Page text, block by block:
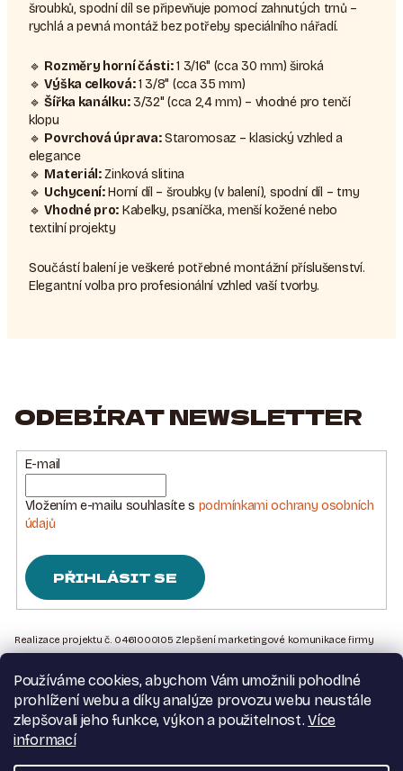
Používáme cookies, abychom Vám umožnili pohodlné
prohlížení webu a díky analýze provozu webu neustále
zlepšovali jeho funkce, výkon a použitelnost.Více
informací
šroubků, spodní díl se připevňuje pomocí zahnutých trnů –
rychlá a pevná montáž bez potřeby speciálního nářadí.
🔹 Rozměry horní části:1 3/16" (cca 30 mm) široká
🔹Výška celková:1 3/8" (cca 35 mm)
🔹Šířka kanálku:3/32" (cca 2,4 mm) – vhodné pro tenčí
klopu
🔹 Povrchová úprava:Staromosaz – klasický vzhled a
elegance
🔹 Materiál:Zinková slitina
🔹 Uchycení:Horní díl – šroubky (v balení), spodní díl – trny
🔹Vhodné pro: Kabelky, psaníčka, menší kožené nebo
textilní projekty
Součástí balení je veškeré potřebné montážní příslušenství.
Elegantní volba pro profesionální vzhled vaší tvorby.
ODEBÍRAT NEWSLETTER
E-mail
Vložením e-mailu souhlasíte s podmínkami ochrany osobních
údajů
PŘIHLÁSIT SE
Á
P
A
T
Realizace projektu č. 0461000105 Zlepšení marketingové komunikace firmy
Kontakt na nás
Obchodní podmínky
Podmínky ochrany osobních údajů
Moje objednávka